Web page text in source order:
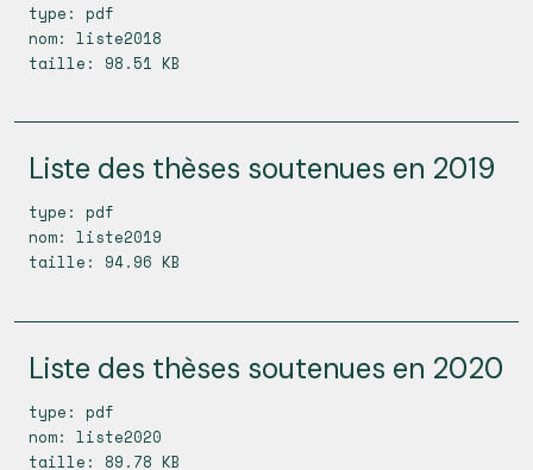
type: pdf
nom: liste2018
taille: 98.51 KB
Liste des thèses soutenues en 2019
type: pdf
nom: liste2019
taille: 94.96 KB
Liste des thèses soutenues en 2020
type: pdf
nom: liste2020
taille: 89.78 KB